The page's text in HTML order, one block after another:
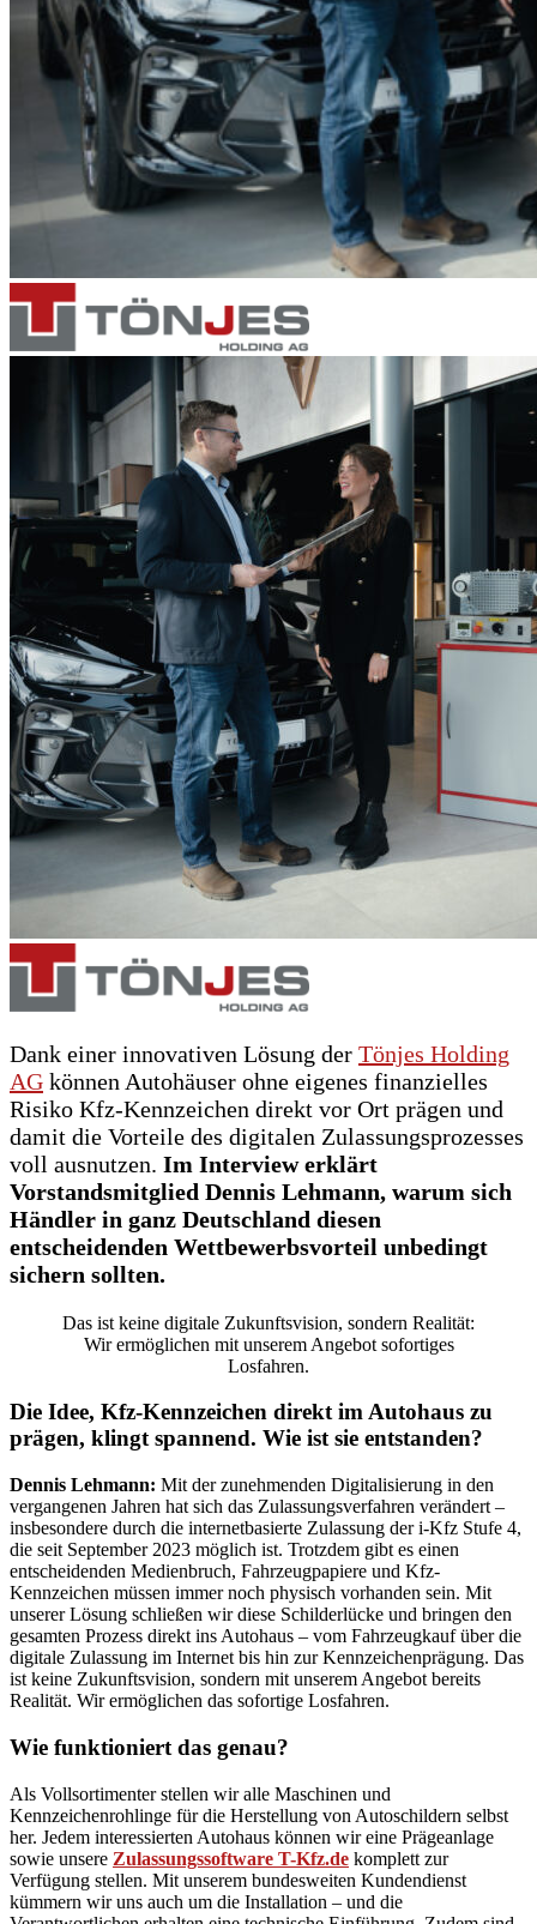
Dank einer innovativen Lösung der Tönjes Holding
AG können Autohäuser ohne eigenes finanzielles
Risiko Kfz-Kennzeichen direkt vor Ort prägen und
damit die Vorteile des digitalen Zulassungsprozesses
voll ausnutzen. Im Interview erklärt
Vorstandsmitglied Dennis Lehmann, warum sich
Händler in ganz Deutschland diesen
entscheidenden Wettbewerbsvorteil unbedingt
sichern sollten.
Das ist keine digitale Zukunftsvision, sondern Realität:
Wir ermöglichen mit unserem Angebot sofortiges
Losfahren.
Die Idee, Kfz-Kennzeichen direkt im Autohaus zu
prägen, klingt spannend. Wie ist sie entstanden?
Dennis Lehmann: Mit der zunehmenden Digitalisierung in den
vergangenen Jahren hat sich das Zulassungsverfahren verändert –
insbesondere durch die internetbasierte Zulassung der i-Kfz Stufe 4,
die seit September 2023 möglich ist. Trotzdem gibt es einen
entscheidenden Medienbruch, Fahrzeugpapiere und Kfz-
Kennzeichen müssen immer noch physisch vorhanden sein. Mit
unserer Lösung schließen wir diese Schilderlücke und bringen den
gesamten Prozess direkt ins Autohaus – vom Fahrzeugkauf über die
digitale Zulassung im Internet bis hin zur Kennzeichenprägung. Das
ist keine Zukunftsvision, sondern mit unserem Angebot bereits
Realität. Wir ermöglichen das sofortige Losfahren.
Wie funktioniert das genau?
Als Vollsortimenter stellen wir alle Maschinen und
Kennzeichenrohlinge für die Herstellung von Autoschildern selbst
her. Jedem interessierten Autohaus können wir eine Prägeanlage
sowie unsere Zulassungssoftware T-Kfz.de komplett zur
Verfügung stellen. Mit unserem bundesweiten Kundendienst
kümmern wir uns auch um die Installation – und die